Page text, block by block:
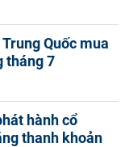
Quốc mua
tháng 7
hành cổ
thanh khoản